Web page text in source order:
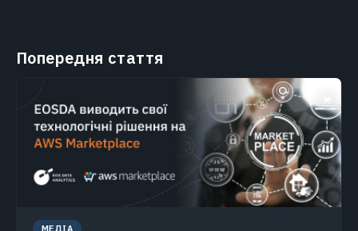
Попередня стаття